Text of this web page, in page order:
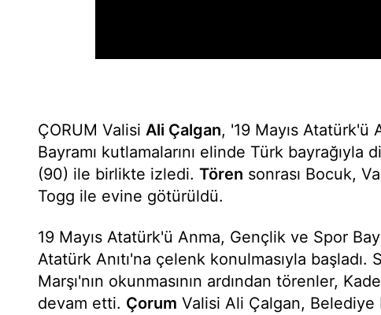
ÇORUM Valisi Ali Çalgan, '19 Mayıs Atatürk'ü
Bayramı kutlamalarını elinde Türk bayrağıyla
(90) ile birlikte izledi. Tören sonrası Bocuk,
Togg ile evine götürüldü.
19 Mayıs Atatürk'ü Anma, Gençlik ve Spor
Atatürk Anıtı'na çelenk konulmasıyla başladı.
Marşı'nın okunmasının ardından törenler,
devam etti. Çorum Valisi Ali Çalgan, Belediye